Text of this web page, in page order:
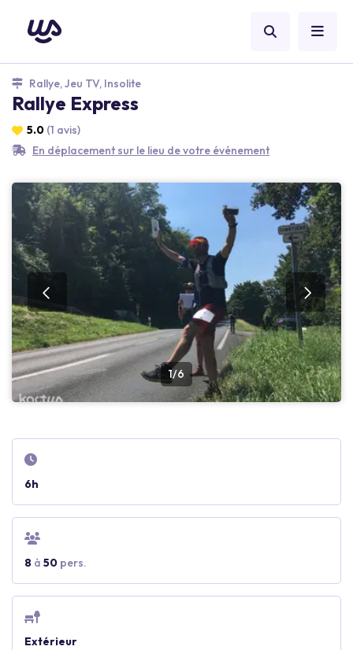
Rallye, Jeu TV, Insolite
Rallye Express
5.0 (1 avis)
En déplacement sur le lieu de votre événement
1/6
6h
8 à 50 pers.
Extérieur